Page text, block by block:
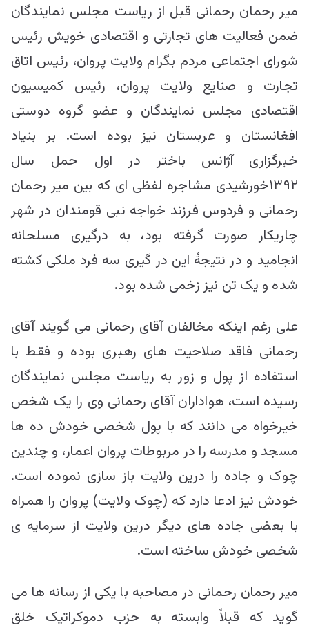
میر رحمان رحمانی قبل از ریاست مجلس نمایندگان
ضمن فعالیت های تجارتی و اقتصادی خویش رئیس
شورای اجتماعی مردم بگرام ولایت پروان، رئیس اتاق
تجارت و صنایع ولایت پروان، رئیس کمیسیون
اقتصادی مجلس نمایندگان و عضو گروه دوستی
افغانستان و عربستان نیز بوده است. بر بنیاد
خبرگزاری آژانس باختر در اول حمل سال
۱۳۹۲خورشیدی مشاجره لفظی ای که بین میر رحمان
رحمانی و فردوس فرزند خواجه نبی قومندان در شهر
چاریکار صورت گرفته بود، به درگیری مسلحانه
انجامید و در نتیجۀ این در گیری سه فرد ملکی کشته
شده و یک تن نیز زخمی شده بود.
علی رغم اینکه مخالفان آقای رحمانی می گویند آقای
رحمانی فاقد صلاحیت های رهبری بوده و فقط با
استفاده از پول و زور به ریاست مجلس نمایندگان
رسیده است، هواداران آقای رحمانی وی را یک شخص
خیرخواه می دانند که با پول شخصی خودش ده ها
مسجد و مدرسه را در مربوطات پروان اعمار، و چندین
چوک و جاده را درین ولایت باز سازی نموده است.
خودش نیز ادعا دارد که (چوک ولایت) پروان را همراه
با بعضی جاده های دیگر درین ولایت از سرمایه ی
شخصی خودش ساخته است.
میر رحمان رحمانی در مصاحبه با یکی از رسانه ها می
گوید که قبلاً وابسته به حزب دموکراتیک خلق